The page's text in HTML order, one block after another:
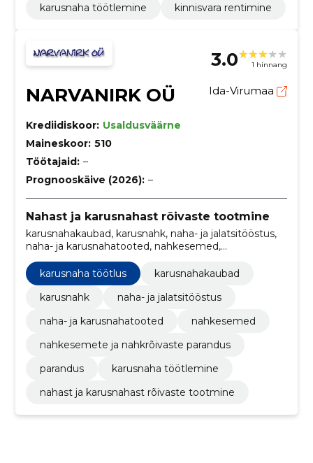
karusnaha töötlemine
kinnisvara rentimine
3.0 1 hinnang
NARVANIRK OÜ Ida-Virumaa
Krediidiskoor: Usaldusväärne
Maineskoor: 510
Töötajaid: –
Prognooskäive (2026): –
Nahast ja karusnahast rõivaste tootmine
karusnahakaubad, karusnahk, naha- ja jalatsitööstus,
naha- ja karusnahatooted, nahkesemed,
Karusnaha töötlemine, Karusnaha töötlus
karusnaha töötlus
karusnahakaubad
karusnahk
naha- ja jalatsitööstus
naha- ja karusnahatooted
nahkesemed
nahkesemete ja nahkrõivaste parandus
parandus
karusnaha töötlemine
nahast ja karusnahast rõivaste tootmine